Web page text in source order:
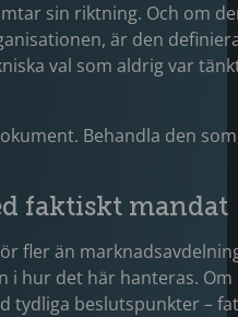
sin riktning. Och om
är den
val som aldrig var
Behandla den
faktiskt mandat
fler än
i hur det här hanteras. Om
tydliga beslutspunkter –